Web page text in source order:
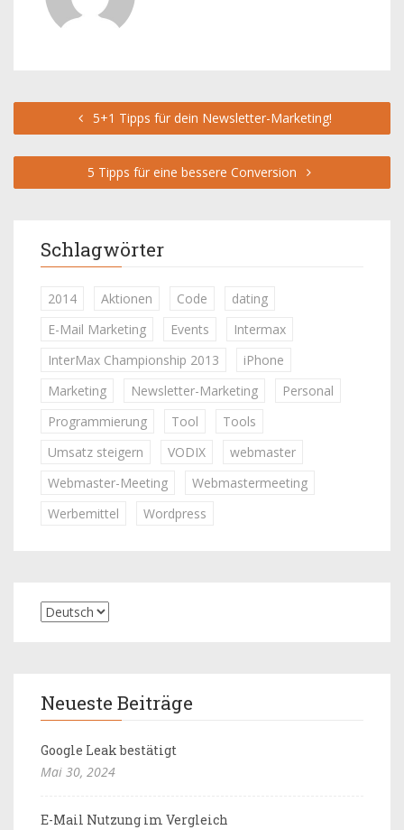
5+1 Tipps für dein Newsletter-Marketing!
5 Tipps für eine bessere Conversion
Schlagwörter
2014 Aktionen Code
dating
E-Mail Marketing
Events
Intermax
InterMax Championship 2013
iPhone
Marketing
Newsletter-Marketing
Personal
Programmierung
Tool
Tools
Umsatz steigern
VODIX
webmaster
Webmaster-Meeting
Webmastermeeting
Werbemittel
Wordpress
Neueste Beiträge
Google Leak bestätigt
Mai 30, 2024
E-Mail Nutzung im Vergleich